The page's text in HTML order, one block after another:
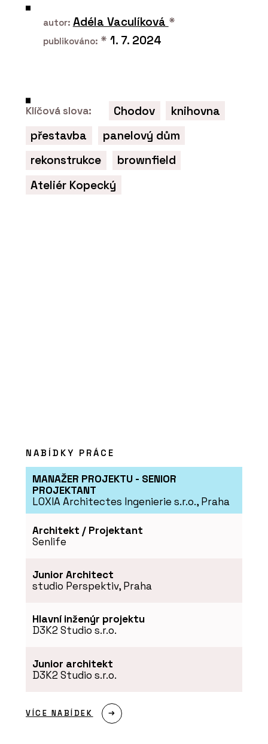
PRODUKTY
autor: Adéla Vaculíková *
publikováno: * 1. 7. 2024
Klíčová slova: Chodov
knihovna
přestavba
panelový dům
rekonstrukce
brownfield
Ateliér Kopecký
NABÍDKY PRÁCE
MANAŽER PROJEKTU - SENIOR
PROJEKTANT
LOXIA Architectes Ingenierie s.r.o., Praha
Architekt / Projektant
Senlife
Junior Architect
studio Perspektiv, Praha
Hlavní inženýr projektu
D3K2 Studio s.r.o.
Junior architekt
D3K2 Studio s.r.o.
VÍCE NABÍDEK